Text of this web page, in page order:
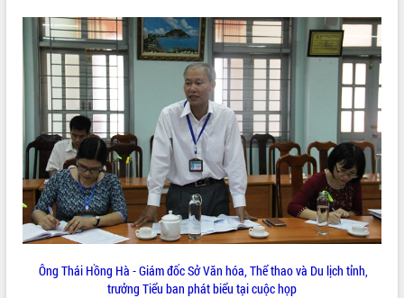
VIDEO
Ông Thái Hồng Hà - Giám đốc Sở Văn hóa, Thể thao và Du lịch tỉnh,
trưởng Tiểu ban phát biểu tại cuộc họp